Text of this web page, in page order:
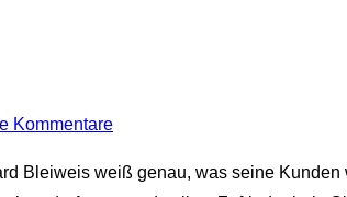
Kommentare
Bleiweis weiß genau, was seine